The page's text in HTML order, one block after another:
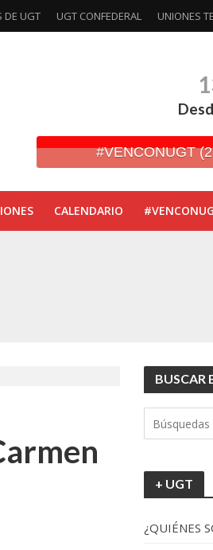
DE UGT UGT CONFEDERAL UNIONES
#VENCONUGT
CALENDARIO
BUSCAR
+ UGT
¿QUIÉNES